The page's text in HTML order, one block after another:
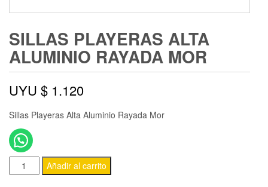
SILLAS PLAYERAS ALTA
ALUMINIO RAYADA MOR
UYU $ 1.120
Sillas Playeras Alta Aluminio Rayada Mor
Añadir al carrito